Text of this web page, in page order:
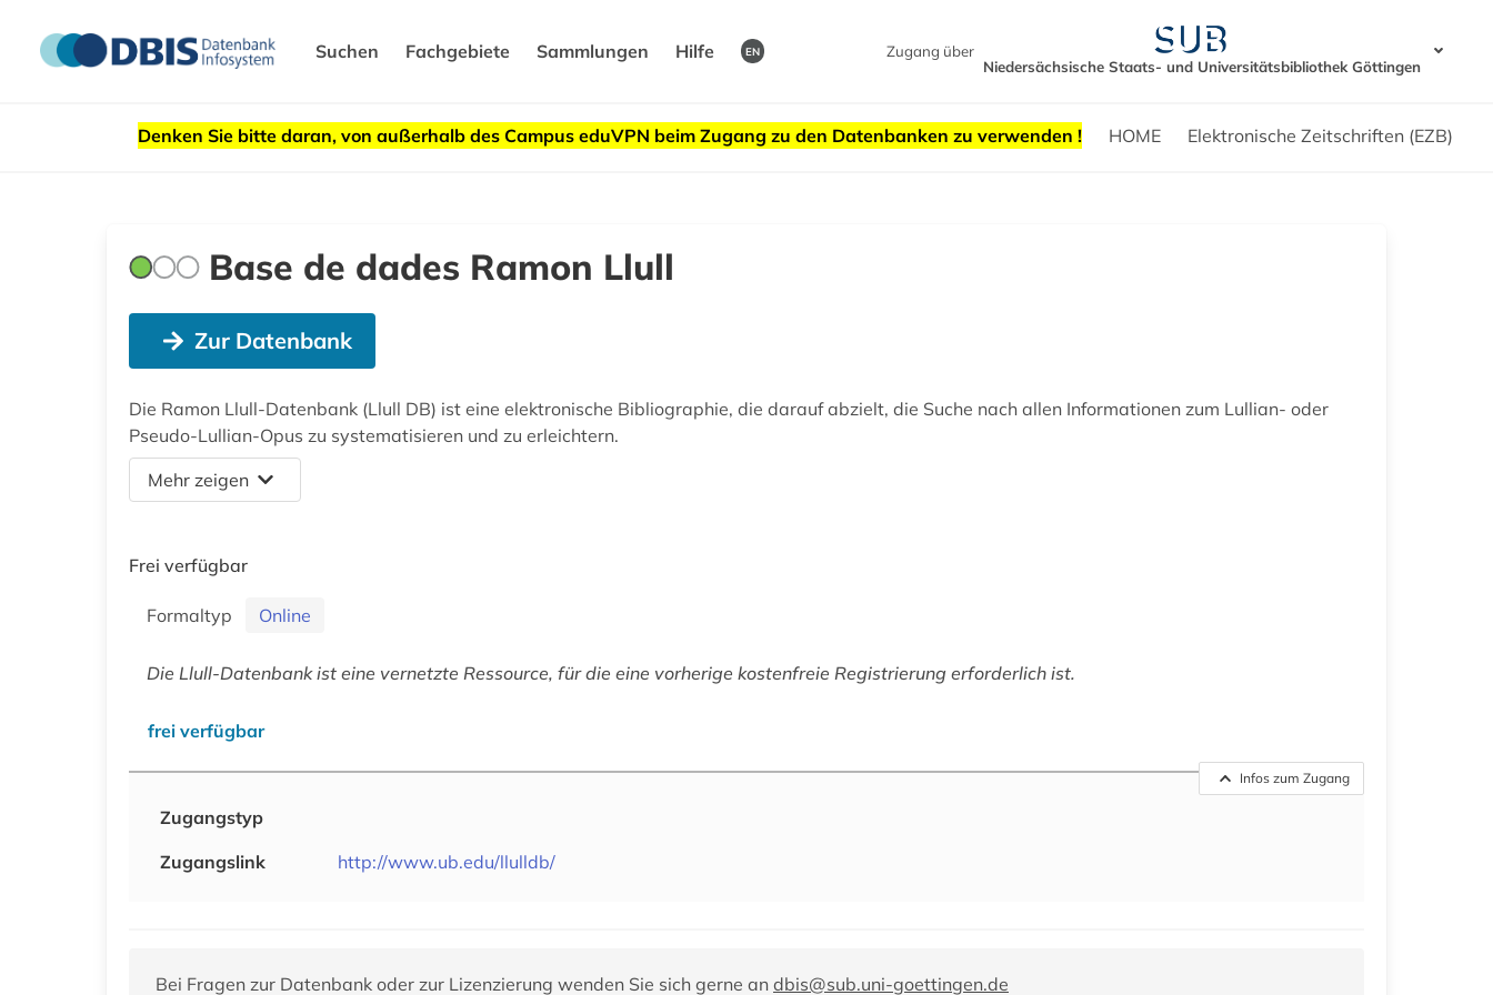
Suchen Fachgebiete Sammlungen Hilfe EN
Zugang über
Niedersächsische Staats- und Universitätsbibliothek Göttingen
Denken Sie bitte daran, von außerhalb des Campus eduVPN beim Zugang zu den Datenbanken zu verwenden ! HOME Elektronische Zeitschriften (EZB)
Base de dades Ramon Llull
Zur Datenbank
Die Ramon Llull-Datenbank (Llull DB) ist eine elektronische Bibliographie, die darauf abzielt, die Suche nach allen Informationen zum Lullian- oder
Pseudo-Lullian-Opus zu systematisieren und zu erleichtern.
Mehr zeigen
Frei verfügbar
Formaltyp Online
Die Llull-Datenbank ist eine vernetzte Ressource, für die eine vorherige kostenfreie Registrierung erforderlich ist.
frei verfügbar
Infos zum Zugang
Zugangstyp
Zugangslink
http://www.ub.edu/llulldb/
Bei Fragen zur Datenbank oder zur Lizenzierung wenden Sie sich gerne an dbis@sub.uni-goettingen.de